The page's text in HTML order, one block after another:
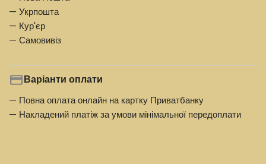
— Укрпошта
— Кур'єр
— Самовивіз
Варіанти оплати
— Повна оплата онлайн на картку Приватбанку
— Накладений платіж за умови мінімальної передоплати